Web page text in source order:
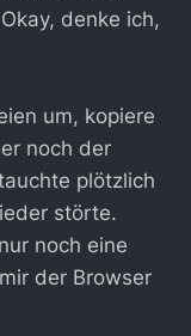
denke ich,
um, kopiere
noch der
plötzlich
störte.
noch eine
der Browser